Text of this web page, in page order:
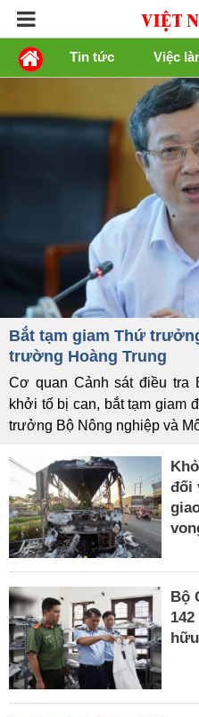
Tin tức Việc
Bắt tạm giam Thứ
trường Hoàng Trung
Cơ quan Cảnh sát điều tra
khởi tố bị can, bắt tạm giam
trưởng Bộ Nông nghiệp và
đối
Bộ